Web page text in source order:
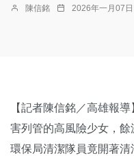
陳信銘 2026年一月07日
【記者陳信銘／高雄報
害列管的高風險少女，
環保局清潔隊員竟開著清